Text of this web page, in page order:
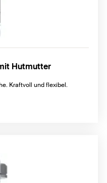
Hutmutter
Kraftvoll und flexibel.